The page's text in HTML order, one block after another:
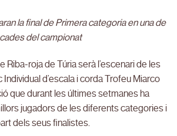
la final de Primera categoria en una de
del campionat
Riba-roja de Túria serà l’escenari de les
Individual d’escala i corda Trofeu Miarco
que durant les últimes setmanes ha
jugadors de les diferents categories i
dels seus finalistes.